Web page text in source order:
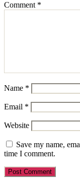
Comment *
Name *
Email *
Website
Save my name,
time I comment.